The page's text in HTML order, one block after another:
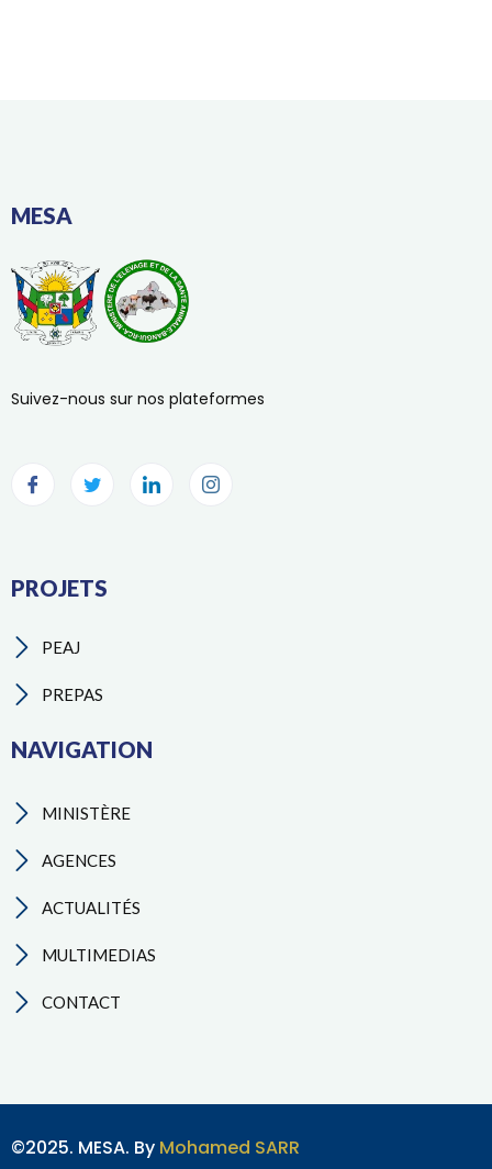
MESA
Suivez-nous sur nos plateformes
PROJETS
PEAJ
PREPAS
NAVIGATION
MINISTÈRE
AGENCES
ACTUALITÉS
MULTIMEDIAS
CONTACT
©2025. MESA. By Mohamed SARR